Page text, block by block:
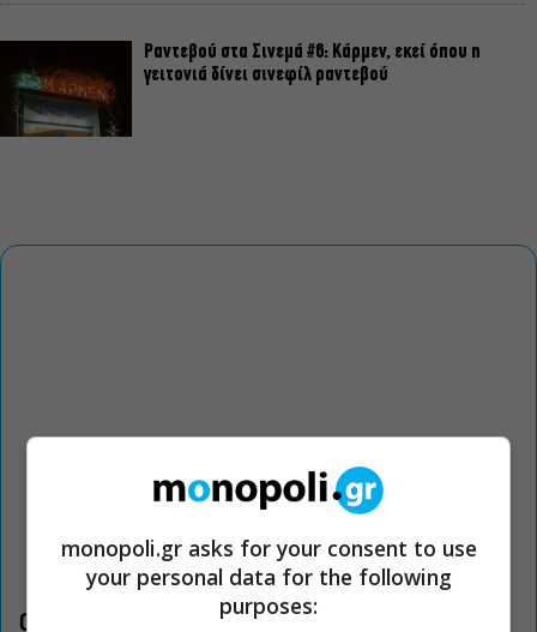
Ραντεβού στα Σινεμά #6: Κάρμεν, εκεί όπου η
γειτονιά δίνει σινεφίλ ραντεβού
Οι «Τρωάδες» στην Επίδαυρο αλλάζουν την αντίληψη για
monopoli.gr asks for your consent to use
your personal data for the following
purposes: